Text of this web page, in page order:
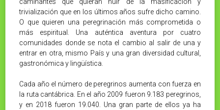
trivialización que en los últimos años sufre dicho camino.
O que quieren una peregrinación más comprometida o
más espiritual. Una auténtica aventura por cuatro
comunidades donde se nota el cambio al salir de una y
entrar en otra, mismo País y una gran diversidad cultural,
gastronómica y lingüística.
Cada año el número de peregrinos aumenta con fuerza en
la ruta cantábrica. En el año 2009 fueron 9.183 peregrinos,
y en 2018 fueron 19.040. Una gran parte de ellos ya ha